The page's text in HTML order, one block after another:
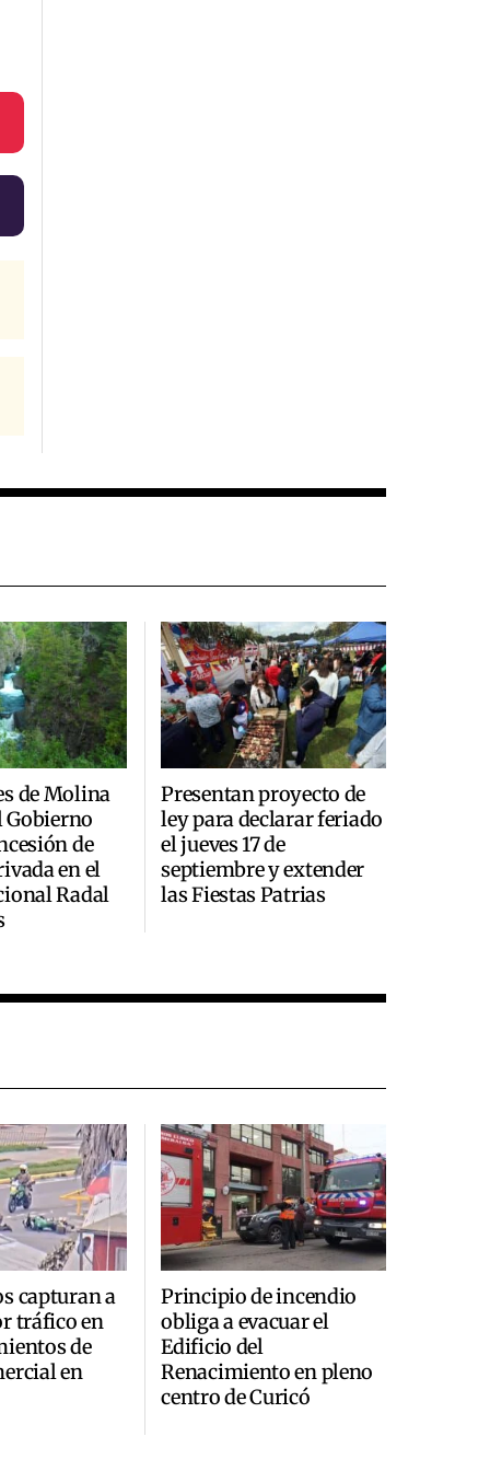
de Molina
de
en el
Radal
Presentan proyecto de
ley para declarar feriado
el jueves 17 de
septiembre y extender
las Fiestas Patrias
capturan a
tráfico en
de
en
Principio de incendio
obliga a evacuar el
Edificio del
Renacimiento en pleno
centro de Curicó